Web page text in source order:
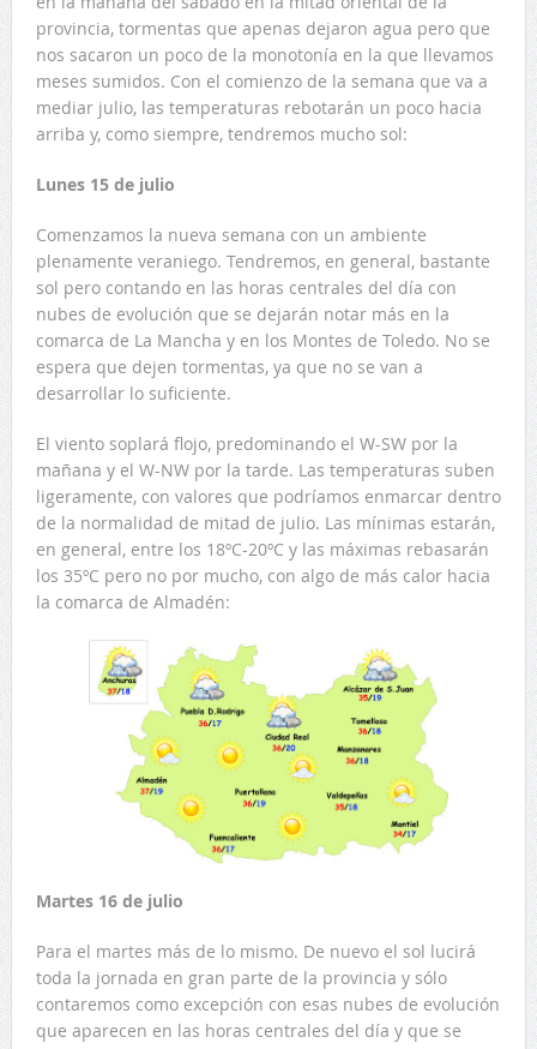
provincia, tormentas que apenas dejaron agua pero que
nos sacaron un poco de la monotonía en la que llevamos
meses sumidos. Con el comienzo de la semana que va a
mediar julio, las temperaturas rebotarán un poco hacia
arriba y, como siempre, tendremos mucho sol:
Lunes 15 de julio
Comenzamos la nueva semana con un ambiente
plenamente veraniego. Tendremos, en general, bastante
sol pero contando en las horas centrales del día con
nubes de evolución que se dejarán notar más en la
comarca de La Mancha y en los Montes de Toledo. No se
espera que dejen tormentas, ya que no se van a
desarrollar lo suficiente.
El viento soplará flojo, predominando el W-SW por la
mañana y el W-NW por la tarde. Las temperaturas suben
ligeramente, con valores que podríamos enmarcar dentro
de la normalidad de mitad de julio. Las mínimas estarán,
en general, entre los 18ºC-20ºC y las máximas rebasarán
los 35ºC pero no por mucho, con algo de más calor hacia
la comarca de Almadén:
Martes 16 de julio
Para el martes más de lo mismo. De nuevo el sol lucirá
toda la jornada en gran parte de la provincia y sólo
contaremos como excepción con esas nubes de evolución
que aparecen en las horas centrales del día y que se